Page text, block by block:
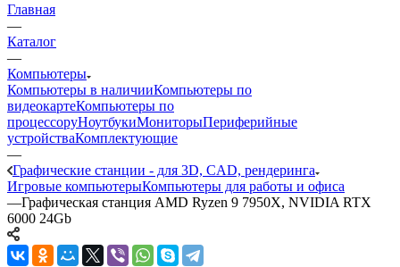
Главная
—
Каталог
—
Компьютеры
Компьютеры в наличииКомпьютеры по
видеокартеКомпьютеры по
процессоруНоутбукиМониторыПериферийные
устройстваКомплектующие
—
Графические станции - для 3D, CAD, рендеринга
Игровые компьютерыКомпьютеры для работы и офиса
—Графическая станция AMD Ryzen 9 7950X, NVIDIA RTX
6000 24Gb